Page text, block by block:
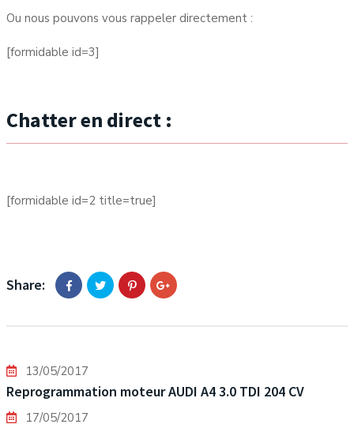
Ou nous pouvons vous rappeler directement :
[formidable id=3]
Chatter en direct :
[formidable id=2 title=true]
Share:
13/05/2017
Reprogrammation moteur AUDI A4 3.0 TDI 204 CV
17/05/2017